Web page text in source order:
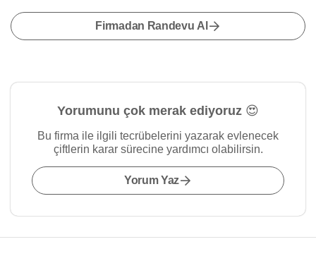
Firmadan Randevu Al
Yorumunu çok merak ediyoruz 😍
Bu firma ile ilgili tecrübelerini yazarak evlenecek
çiftlerin karar sürecine yardımcı olabilirsin.
Yorum Yaz